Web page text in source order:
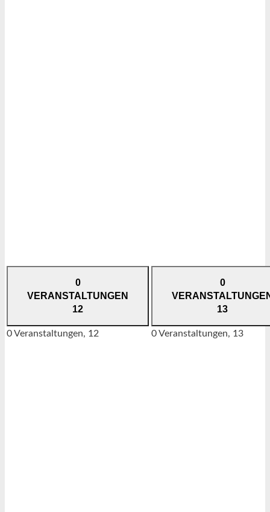
0
VERANSTALTUNGEN
12
0 Veranstaltungen, 12
0
13
0 Veranstaltungen, 13